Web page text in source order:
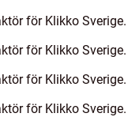
för Klikko Sverige.
för Klikko Sverige.
för Klikko Sverige.
för Klikko Sverige.